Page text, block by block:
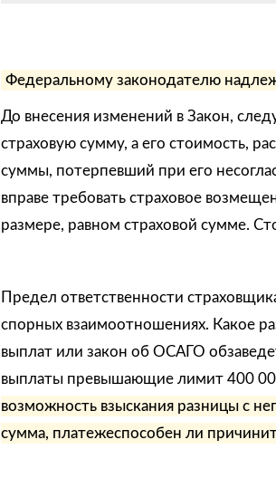
Федеральному законодателю
До внесения изменений в Закон,
страховую сумму, а его стоимость,
суммы, потерпевший при его
вправе требовать страховое
размере, равном страховой сумме.
Предел ответственности
спорных взаимоотношениях. Какое
выплат или закон об ОСАГО
выплаты превышающие лимит 400
возможность взыскания разницы с
сумма, платежеспособен ли